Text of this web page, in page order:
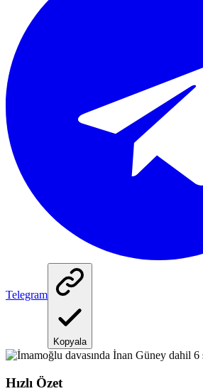
Telegram
Kopyala
Hızlı Özet